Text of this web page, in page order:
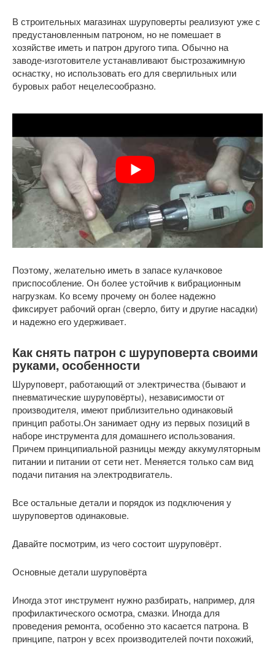
В строительных магазинах шуруповерты реализуют уже с
предустановленным патроном, но не помешает в
хозяйстве иметь и патрон другого типа. Обычно на
заводе-изготовителе устанавливают быстрозажимную
оснастку, но использовать его для сверлильных или
буровых работ нецелесообразно.
Поэтому, желательно иметь в запасе кулачковое
приспособление. Он более устойчив к вибрационным
нагрузкам. Ко всему прочему он более надежно
фиксирует рабочий орган (сверло, биту и другие насадки)
и надежно его удерживает.
Как снять патрон с шуруповерта своими
руками, особенности
Шуруповерт, работающий от электричества (бывают и
пневматические шуруповёрты), независимости от
производителя, имеют приблизительно одинаковый
принцип работы.Он занимает одну из первых позиций в
наборе инструмента для домашнего использования.
Причем принципиальной разницы между аккумуляторным
питании и питании от сети нет. Меняется только сам вид
подачи питания на электродвигатель.
Все остальные детали и порядок из подключения у
шуруповертов одинаковые.
Давайте посмотрим, из чего состоит шуруповёрт.
Основные детали шуруповёрта
Иногда этот инструмент нужно разбирать, например, для
профилактического осмотра, смазки. Иногда для
проведения ремонта, особенно это касается патрона. В
принципе, патрон у всех производителей почти похожий,